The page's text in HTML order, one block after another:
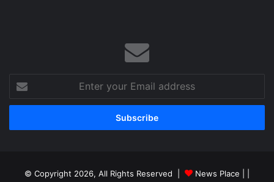
your
Email
© Copyright 2026, All Rights Reserved | News Place |